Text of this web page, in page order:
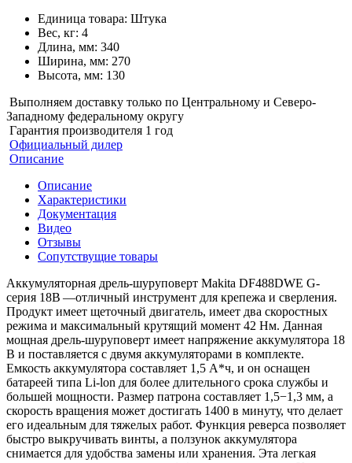
Единица товара: Штука
Вес, кг: 4
Длина, мм: 340
Ширина, мм: 270
Высота, мм: 130
Выполняем доставку только по Центральному и Северо-
Западному федеральному округу
Гарантия производителя 1 год
Официальный дилер
Описание
Описание
Характеристики
Документация
Видео
Отзывы
Сопутствущие товары
Аккумуляторная дрель-шуруповерт Makita DF488DWE G-
серия 18В —отличный инструмент для крепежа и сверления.
Продукт имеет щеточный двигатель, имеет два скоростных
режима и максимальный крутящий момент 42 Нм. Данная
мощная дрель-шуруповерт имеет напряжение аккумулятора 18
В и поставляется с двумя аккумуляторами в комплекте.
Емкость аккумулятора составляет 1,5 А*ч, и он оснащен
батареей типа Li-lon для более длительного срока службы и
большей мощности. Размер патрона составляет 1,5−1,3 мм, а
скорость вращения может достигать 1400 в минуту, что делает
его идеальным для тяжелых работ. Функция реверса позволяет
быстро выкручивать винты, а ползунок аккумулятора
снимается для удобства замены или хранения. Эта легкая